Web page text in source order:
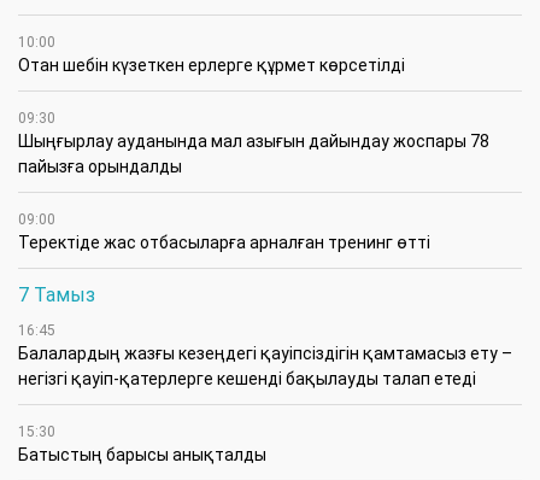
10:00
Отан шебін күзеткен ерлерге құрмет көрсетілді
09:30
​Шыңғырлау ауданында мал азығын дайындау жоспары 78
пайызға орындалды
09:00
​Теректіде жас отбасыларға арналған тренинг өтті
7 Тамыз
16:45
Балалардың жазғы кезеңдегі қауіпсіздігін қамтамасыз ету –
негізгі қауіп-қатерлерге кешенді бақылауды талап етеді
15:30
Батыстың барысы анықталды